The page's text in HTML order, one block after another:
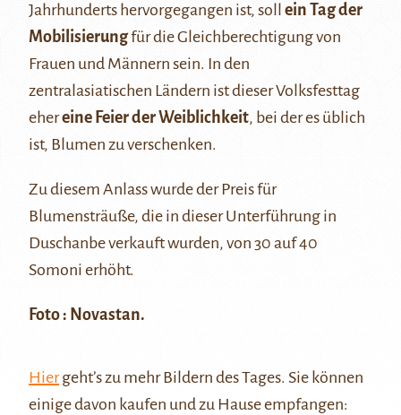
Jahrhunderts hervorgegangen ist, soll ein Tag der
Mobilisierungfür die Gleichberechtigung von
Frauen und Männern sein. In den
zentralasiatischen Ländern ist dieser Volksfesttag
ehereine Feier der Weiblichkeit, bei der es üblich
ist, Blumen zu verschenken.
Zu diesem Anlass wurde der Preis für
Blumensträuße, die in dieser Unterführung in
Duschanbe verkauft wurden, von 30 auf 40
Somoni erhöht.
Foto : Novastan.
Hiergeht’s zu mehr Bildern des Tages. Sie können
einige davon kaufen und zu Hause empfangen: